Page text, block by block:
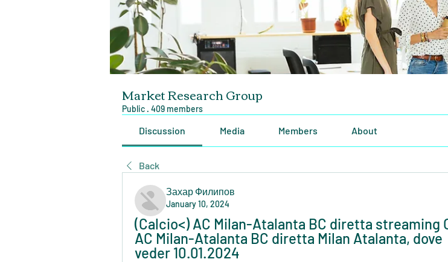
Market Research Group
Public · 409 members
Discussion Media Members About
Back
Захар Филипов
January 10, 2024
(Calcio<) AC Milan-Atalanta BC diretta streaming
AC Milan-Atalanta BC diretta Milan Atalanta, dove
veder 10.01.2024